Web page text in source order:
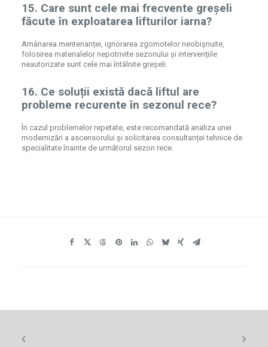
15. Care sunt cele mai frecvente greșeli
făcute în exploatarea lifturilor iarna?
Amânarea mentenanței, ignorarea zgomotelor neobișnuite,
folosirea materialelor nepotrivite sezonului și intervențiile
neautorizate sunt cele mai întâlnite greșeli.
16. Ce soluții există dacă liftul are
probleme recurente în sezonul rece?
În cazul problemelor repetate, este recomandată analiza unei
modernizări a ascensorului și solicitarea consultanței tehnice de
specialitate înainte de următorul sezon rece.